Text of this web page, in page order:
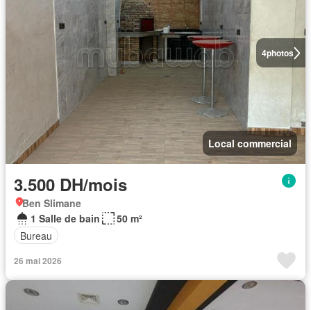
4photos
Local commercial
3.500 DH/mois
Ben Slimane
1 Salle de bain
50 m²
Bureau
26 mai 2026